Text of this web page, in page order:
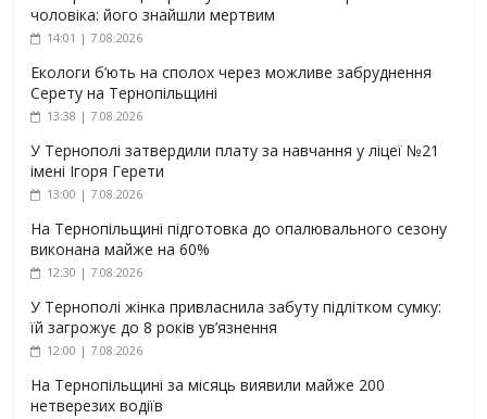
чоловіка: його знайшли мертвим
14:01 | 7.08.2026
Екологи б’ють на сполох через можливе забруднення
Серету на Тернопільщині
13:38 | 7.08.2026
У Тернополі затвердили плату за навчання у ліцеї №21
імені Ігоря Герети
13:00 | 7.08.2026
На Тернопільщині підготовка до опалювального сезону
виконана майже на 60%
12:30 | 7.08.2026
У Тернополі жінка привласнила забуту підлітком сумку:
їй загрожує до 8 років ув’язнення
12:00 | 7.08.2026
На Тернопільщині за місяць виявили майже 200
нетверезих водіїв